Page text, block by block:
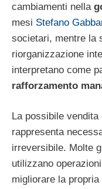
cambiamenti nella
mesi Stefano
societari, mentre la
riorganizzazione
interpretano come
rafforzamento
La possibile
rappresenta
irreversibile. Molte
utilizzano
migliorare la